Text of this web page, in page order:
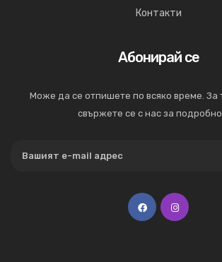
Контакти
Абонирай се
Може да се отпишете по всяко време. За
свържете се с нас за